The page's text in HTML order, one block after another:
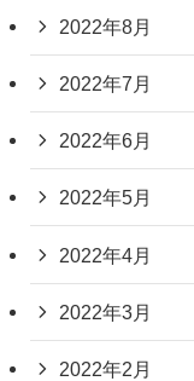
2022年8月
2022年7月
2022年6月
2022年5月
2022年4月
2022年3月
2022年2月